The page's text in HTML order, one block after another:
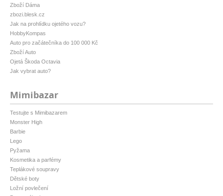
Zboží Dáma
zbozi.blesk.cz
Jak na prohlídku ojetého vozu?
HobbyKompas
Auto pro začátečníka do 100 000 Kč
Zboží Auto
Ojetá Škoda Octavia
Jak vybrat auto?
Mimibazar
Testujte s Mimibazarem
Monster High
Barbie
Lego
Pyžama
Kosmetika a parfémy
Teplákové soupravy
Dětské boty
Ložní povlečení